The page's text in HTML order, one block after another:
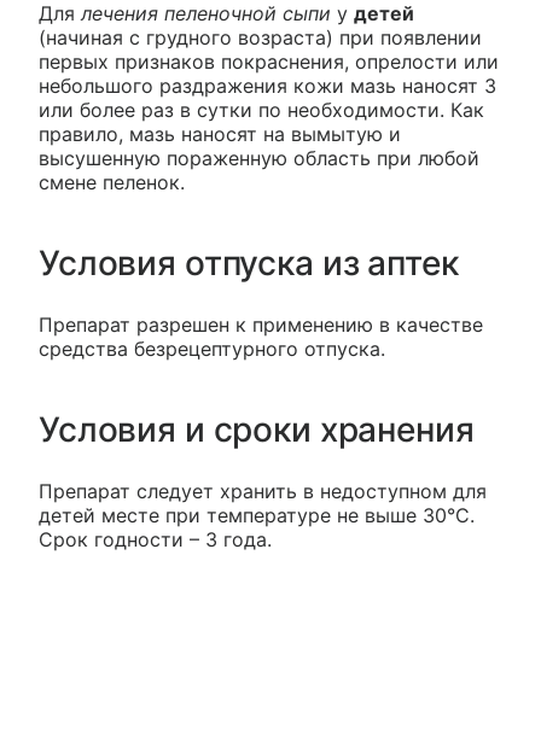
Длялечения пеленочной сыпи у детей
(начиная с грудного возраста) при появлении
первых признаков покраснения, опрелости или
небольшого раздражения кожи мазь наносят 3
или более раз в сутки по необходимости. Как
правило, мазь наносят на вымытую и
высушенную пораженную область при любой
смене пеленок.
Условия отпуска из аптек
Препарат разрешен к применению в качестве
средства безрецептурного отпуска.
Условия и сроки хранения
Препарат следует хранить в недоступном для
детей месте при температуре не выше 30°С.
Срок годности – 3 года.